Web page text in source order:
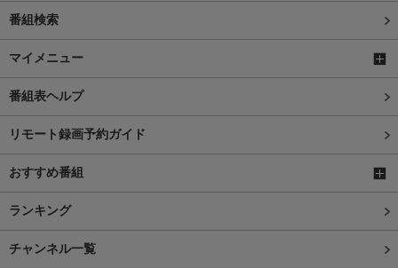
番組検索
マイメニュー
番組表ヘルプ
リモート録画予約ガイド
おすすめ番組
ランキング
チャンネル一覧